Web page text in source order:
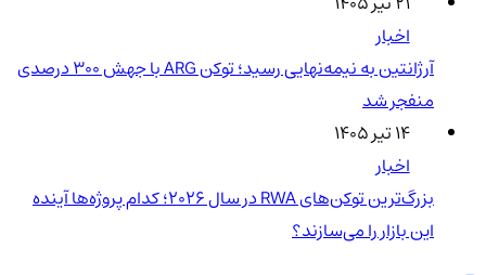
اخبار
آرژانتین به نیمه‌نهایی رسید؛ توکن ARG با جهش ۳۰۰ درصدی
منفجر شد
۱۴ تیر ۱۴۰۵
اخبار
بزرگ‌ترین توکن‌های RWA در سال ۲۰۲۶؛ کدام پروژه‌ها آینده
این بازار را می‌سازند؟